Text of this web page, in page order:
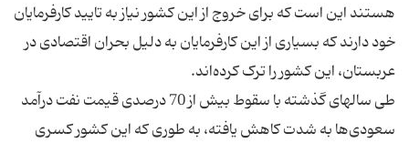
هستند این است که برای خروج از این کشور نیاز به تایید کارفرمایان
خود دارند که بسیاری از این کارفرمایان به دلیل بحران اقتصادی در
طی سالهای گذشته با سقوط بیش از 70 درصدی قیمت نفت درآمد
سعودی‌ها به شدت کاهش یافته، به طوری که این کشور کسری